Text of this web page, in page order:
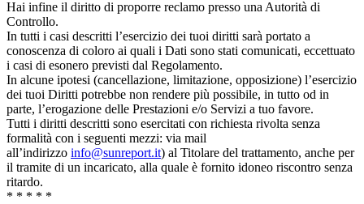
Hai infine il diritto di proporre reclamo presso una Autorità di
Controllo.
In tutti i casi descritti l’esercizio dei tuoi diritti sarà portato a
conoscenza di coloro ai quali i Dati sono stati comunicati, eccettuato
i casi di esonero previsti dal Regolamento.
In alcune ipotesi (cancellazione, limitazione, opposizione) l’esercizio
dei tuoi Diritti potrebbe non rendere più possibile, in tutto od in
parte, l’erogazione delle Prestazioni e/o Servizi a tuo favore.
Tutti i diritti descritti sono esercitati con richiesta rivolta senza
formalità con i seguenti mezzi: via mail
all’indirizzo info@sunreport.it) al Titolare del trattamento, anche per
il tramite di un incaricato, alla quale è fornito idoneo riscontro senza
ritardo.
* * * * *